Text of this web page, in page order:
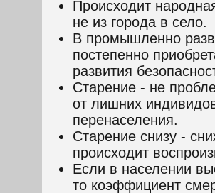
Происходит
не из города в село.
В промышленно
постепенно
развития
Старение - не
от лишних
перенаселения.
Старение снизу -
происходит
Если в населении
то коэффициент